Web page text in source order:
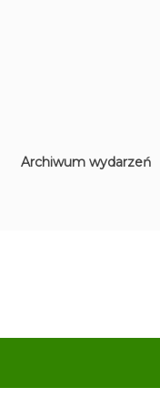
Archiwum wydarzeń